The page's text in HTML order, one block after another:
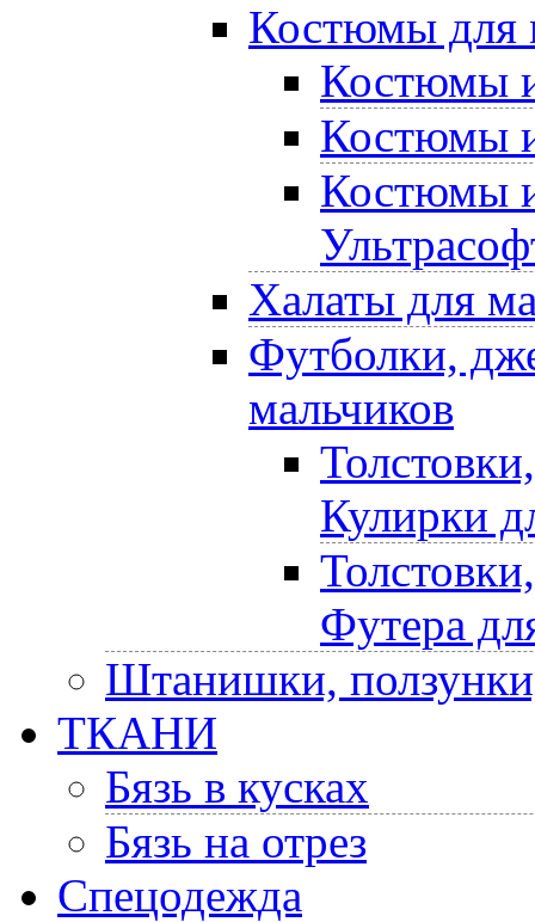
Костюмы для
Костюмы
Костюмы
Костюмы
Халаты для
Футболки,
мальчиков
Кулирки
Футера
Штанишки,
ТКАНИ
Бязь в кусках
Бязь на отрез
Спецодежда